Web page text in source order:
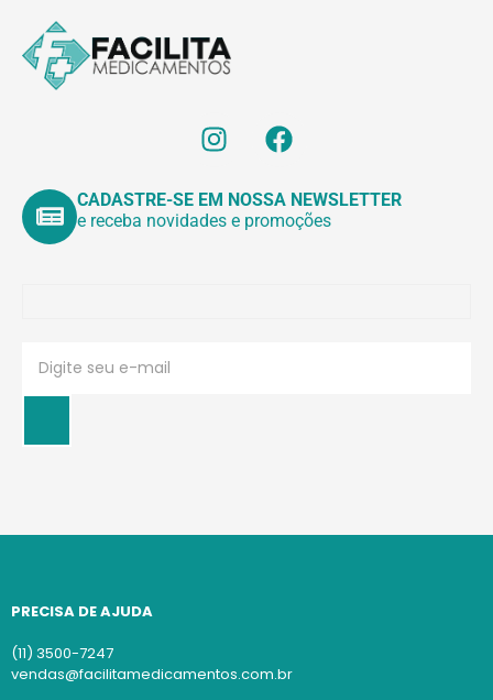
CADASTRE-SE EM NOSSA NEWSLETTER
e receba novidades e promoções
PRECISA DE AJUDA
(11) 3500-7247
vendas@facilitamedicamentos.com.br